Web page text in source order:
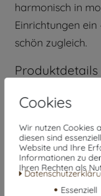
harmonisch in
Einrichtungen
schön zugleich.
Maße:
Kallax
Material:
weicher
Set:4 Stück
Cookies
Wir nutzen Cookies
diesen sind
Website und Ihre
Informationen zu
Ihren Rechten als
Essenziell